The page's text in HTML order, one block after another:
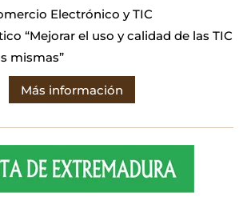
Electrónico y TIC
“Mejorar el uso y calidad de las TIC
mismas”
Más información